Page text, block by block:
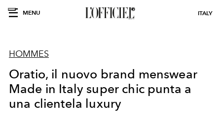
MENU ITALY
HOMMES
Oratio, il nuovo brand menswear
Made in Italy super chic punta a
una clientela luxury